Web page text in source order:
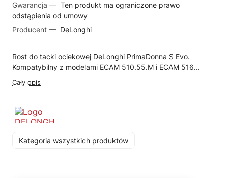
Gwarancja — Ten produkt ma ograniczone prawo
odstąpienia od umowy
Producent — DeLonghi
Rost do tacki ociekowej DeLonghi PrimaDonna S Evo.
Kompatybilny z modelami ECAM 510.55.M i ECAM 516...
Cały opis
Kategoria wszystkich produktów